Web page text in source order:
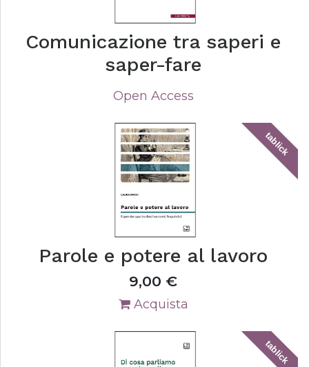
Comunicazione tra saperi e
saper-fare
Open Access
tablick
Parole e potere al lavoro
9,00 €
Acquista
tablick